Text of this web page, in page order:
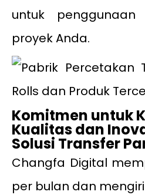
untuk
proyek Anda.
Komitmen untuk
Kualitas dan
Solusi Transfer
Changfa Digital
per bulan dan